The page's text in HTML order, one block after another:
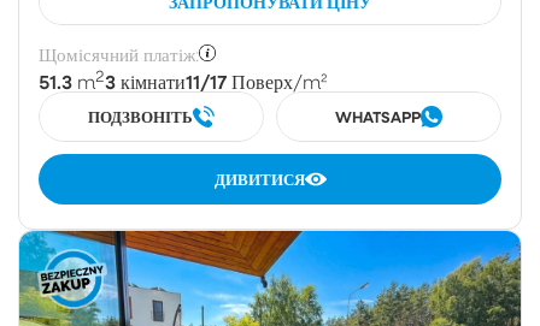
Щомісячний платіж:
51.3 m23 кімнати11/17 Поверх/m²
ПОДЗВОНІТЬ WHATSAPP
ДИВИТИСЯ